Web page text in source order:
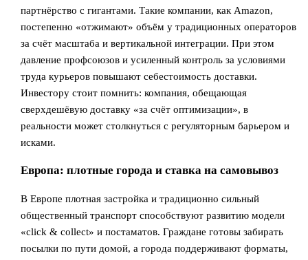
партнёрство с гигантами. Такие компании, как Amazon,
постепенно «отжимают» объём у традиционных операторов
за счёт масштаба и вертикальной интеграции. При этом
давление профсоюзов и усиленный контроль за условиями
труда курьеров повышают себестоимость доставки.
Инвестору стоит помнить: компания, обещающая
сверхдешёвую доставку «за счёт оптимизации», в
реальности может столкнуться с регуляторным барьером и
исками.
Европа: плотные города и ставка на самовывоз
В Европе плотная застройка и традиционно сильный
общественный транспорт способствуют развитию модели
«click & collect» и постаматов. Граждане готовы забирать
посылки по пути домой, а города поддерживают форматы,